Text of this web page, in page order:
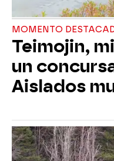
MOMENTO
Teimojin,
un
Aislados